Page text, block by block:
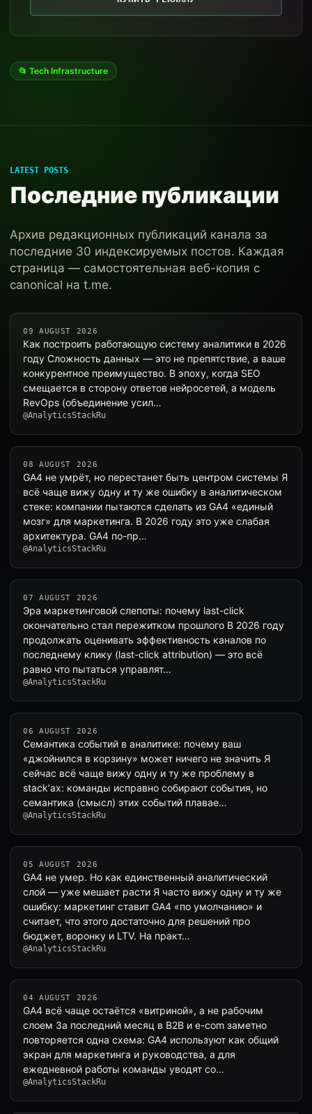
📂 Tech Infrastructure
LATEST POSTS
Последние публикации
Архив редакционных публикаций канала за
последние 30 индексируемых постов. Каждая
страница — самостоятельная веб-копия с
canonical на t.me.
09 AUGUST 2026
Как построить работающую систему аналитики в 2026
году Сложность данных — это не препятствие, а ваше
конкурентное преимущество. В эпоху, когда SEO
смещается в сторону ответов нейросетей, а модель
RevOps (объединение усил…
@AnalyticsStackRu
08 AUGUST 2026
GA4 не умрёт, но перестанет быть центром системы Я
всё чаще вижу одну и ту же ошибку в аналитическом
стеке: компании пытаются сделать из GA4 «единый
мозг» для маркетинга. В 2026 году это уже слабая
архитектура. GA4 по-пр…
@AnalyticsStackRu
07 AUGUST 2026
Эра маркетинговой слепоты: почему last-click
окончательно стал пережитком прошлого В 2026 году
продолжать оценивать эффективность каналов по
последнему клику (last-click attribution) — это всё
равно что пытаться управлят…
@AnalyticsStackRu
06 AUGUST 2026
Семантика событий в аналитике: почему ваш
«джойнился в корзину» может ничего не значить Я
сейчас всё чаще вижу одну и ту же проблему в
stack’ах: команды исправно собирают события, но
семантика (смысл) этих событий плавае…
@AnalyticsStackRu
05 AUGUST 2026
GA4 не умер. Но как единственный аналитический
слой — уже мешает расти Я часто вижу одну и ту же
ошибку: маркетинг ставит GA4 «по умолчанию» и
считает, что этого достаточно для решений про
бюджет, воронку и LTV. На практ…
@AnalyticsStackRu
04 AUGUST 2026
GA4 всё чаще остаётся «витриной», а не рабочим
слоем За последний месяц в B2B и e-com заметно
повторяется одна схема: GA4 используют как общий
экран для маркетинга и руководства, а для
ежедневной работы команды уводят со…
@AnalyticsStackRu